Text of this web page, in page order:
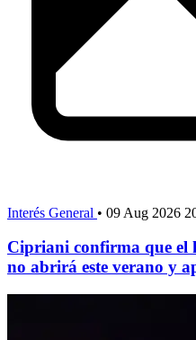
Interés General • 09 Aug 2026
Cipriani confirma que el
no abrirá este verano y